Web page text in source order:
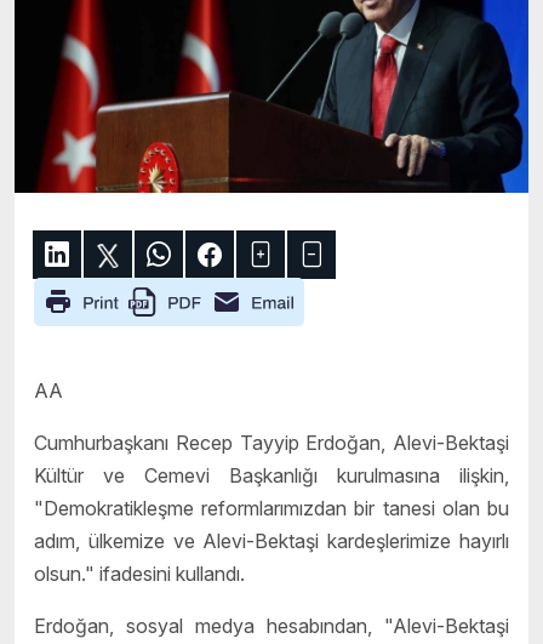
AA
Cumhurbaşkanı Recep Tayyip Erdoğan, Alevi-Bektaşi
Kültür ve Cemevi Başkanlığı kurulmasına ilişkin,
"Demokratikleşme reformlarımızdan bir tanesi olan bu
adım, ülkemize ve Alevi-Bektaşi kardeşlerimize hayırlı
olsun." ifadesini kullandı.
Erdoğan, sosyal medya hesabından, "Alevi-Bektaşi